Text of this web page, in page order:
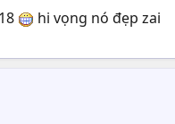
hi vọng nó đẹp zai